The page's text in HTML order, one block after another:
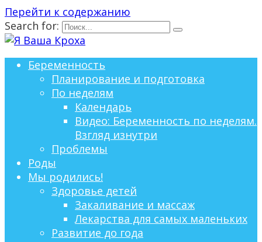
Перейти к содержанию
Search for:
Беременность
Планирование и подготовка
По неделям
Календарь
Видео: Беременность по неделям.
Взгляд изнутри
Проблемы
Роды
Мы родились!
Здоровье детей
Закаливание и массаж
Лекарства для самых маленьких
Развитие до года